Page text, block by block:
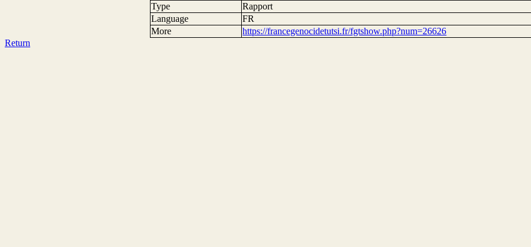
Type
Rapport
Language
FR
More
https://francegenocidetutsi.fr/fgtshow.php?num=26626
Return